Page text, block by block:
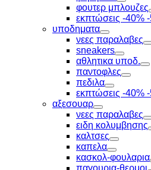
Toggle
φουτερ μπλουζες
εκπτώσεις -40%
υποδηματα
Toggle
νεες παραλαβες
sneakers
Toggle
αθλητικα υποδ.
παντοφλες
Toggle
πεδιλα
Toggle
εκπτώσεις -40%
αξεσουαρ
Toggle
νεες παραλαβες
ειδη κολυμβησης
καλτσες
Toggle
καπελα
Toggle
κασκολ-φουλαρια